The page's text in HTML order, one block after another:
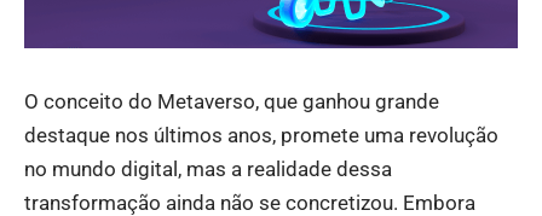
O conceito do Metaverso, que ganhou grande
destaque nos últimos anos, promete uma revolução
no mundo digital, mas a realidade dessa
transformação ainda não se concretizou. Embora